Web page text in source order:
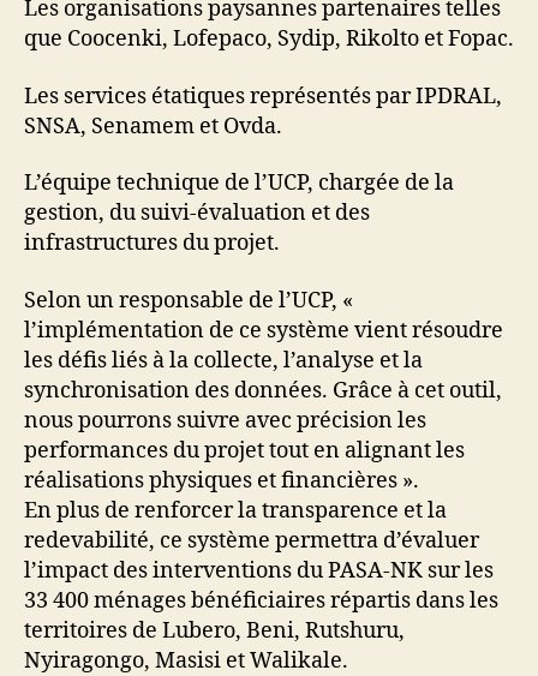
Les organisations paysannes partenaires telles
que Coocenki, Lofepaco, Sydip, Rikolto et Fopac.
Les services étatiques représentés par IPDRAL,
SNSA, Senamem et Ovda.
L’équipe technique de l’UCP, chargée de la
gestion, du suivi-évaluation et des
infrastructures du projet.
Selon un responsable de l’UCP, «
l’implémentation de ce système vient résoudre
les défis liés à la collecte, l’analyse et la
synchronisation des données. Grâce à cet outil,
nous pourrons suivre avec précision les
performances du projet tout en alignant les
réalisations physiques et financières ».
En plus de renforcer la transparence et la
redevabilité, ce système permettra d’évaluer
l’impact des interventions du PASA-NK sur les
33 400 ménages bénéficiaires répartis dans les
territoires de Lubero, Beni, Rutshuru,
Nyiragongo, Masisi et Walikale.